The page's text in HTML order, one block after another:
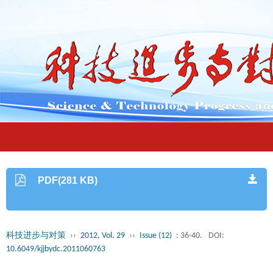
PDF(281 KB)
科技进步与对策 ›› 2012, Vol. 29 ›› Issue (12) : 36-40.
DOI:
10.6049/kjjbydc.2011060763